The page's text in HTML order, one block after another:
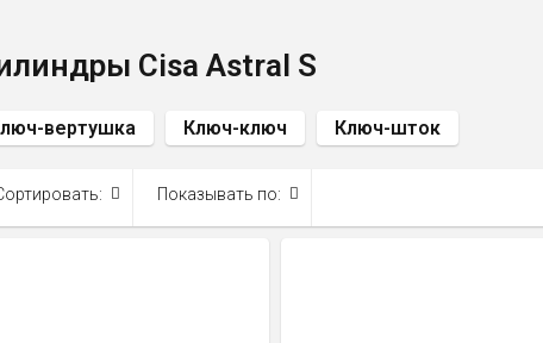
Cisa Astral S
вертушка Ключ-ключ Ключ-шток
Показывать по: